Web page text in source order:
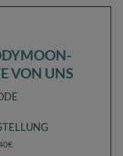
VON UNS